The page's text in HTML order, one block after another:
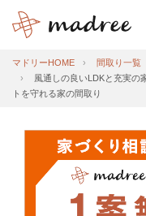
マドリーHOME
間取り一覧
風通しの良いLDKと充実の
トを守れる家の間取り